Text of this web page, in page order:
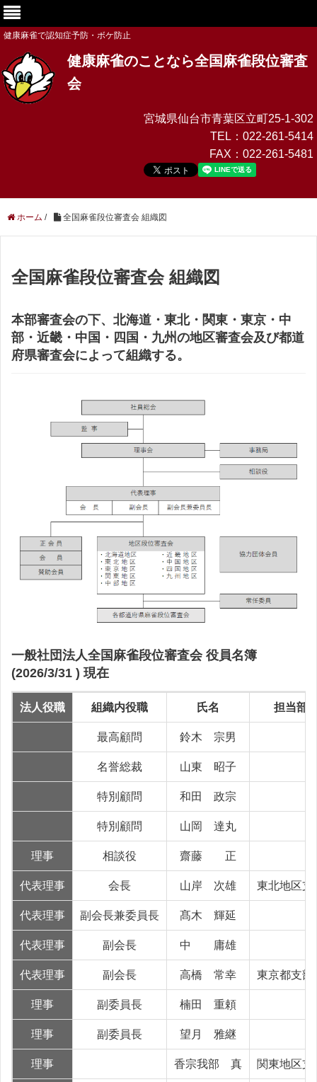
健康麻雀で認知症予防・ボケ防止
健康麻雀のことなら全国麻雀段位審査
会
宮城県仙台市青葉区立町25-1-302
TEL： 022-261-5414
FAX： 022-261-5481
ホーム / 全国麻雀段位審査会 組織図
全国麻雀段位審査会 組織図
本部審査会の下、北海道・東北・関東・東京・中
部・近畿・中国・四国・九州の地区審査会及び都道
府県審査会によって組織する。
一般社団法人全国麻雀段位審査会 役員名簿
(2026/3/31 ) 現在
法人役職 組織内役職 氏名 担当部
最高顧問 鈴木 宗男
名誉総裁 山東 昭子
特別顧問 和田 政宗
特別顧問 山岡 達丸
理事 相談役 齋藤 正
代表理事 会長 山岸 次雄 東北地区支
代表理事 副会長兼委員長 髙木 輝延
代表理事 副会長 中 庸雄
代表理事 副会長 高橋 常幸 東京都支部
理事 副委員長 楠田 重頼
理事 副委員長 望月 雅継
理事 香宗我部 真 関東地区支